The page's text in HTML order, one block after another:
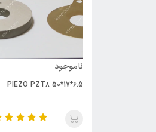
ناموجود
PIEZO PZT8 50*17*6.5